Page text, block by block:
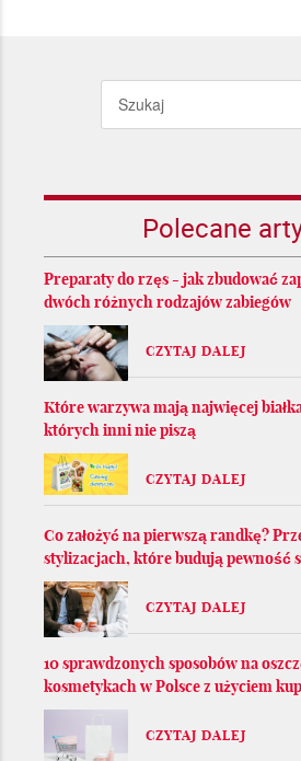
Polecane
Preparaty do rzęs - jak zbudować
dwóch różnych rodzajów zabiegów
CZYTAJ DALEJ
Które warzywa mają najwięcej
których inni nie piszą
CZYTAJ DALEJ
Co założyć na pierwszą randkę?
stylizacjach, które budują pewność
CZYTAJ DALEJ
10 sprawdzonych sposobów na
kosmetykach w Polsce z użyciem
CZYTAJ DALEJ